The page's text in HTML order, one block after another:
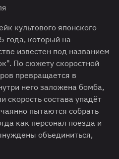
культового японского
года, который на
известен под названием
По сюжету скоростной
превращается в
него заложена бомба,
скорость состава упадёт
пытаются собрать
как персонал поезда и
объединиться,